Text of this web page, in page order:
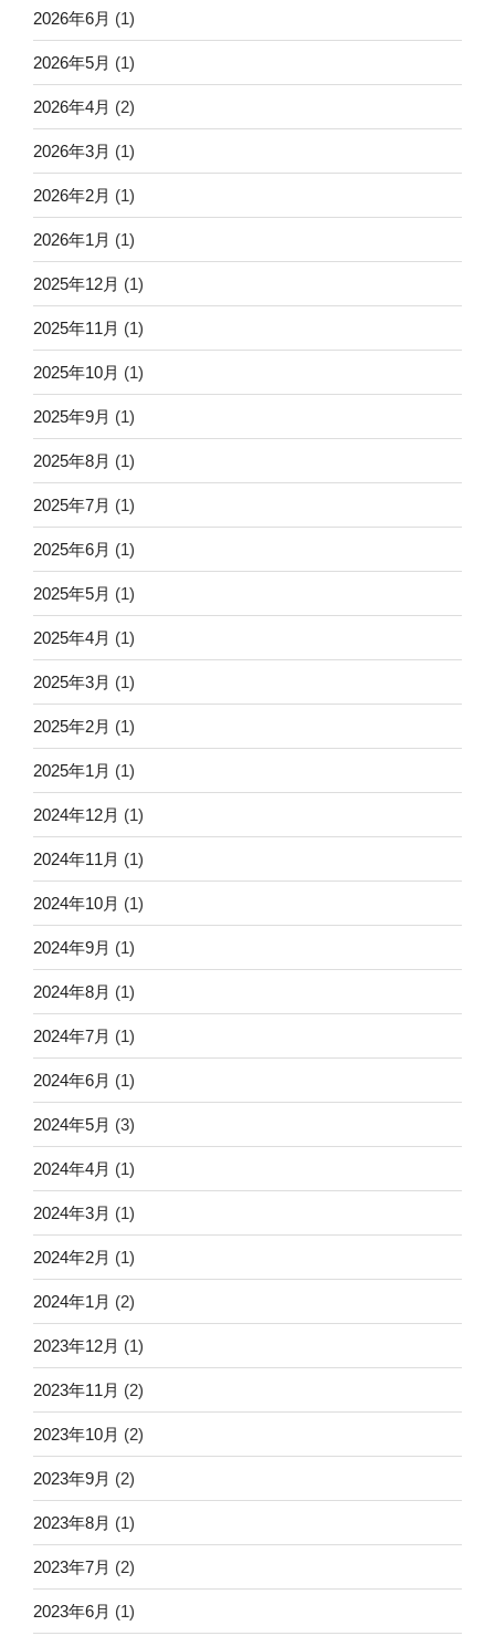
2026年6月 (1)
2026年5月 (1)
2026年4月 (2)
2026年3月 (1)
2026年2月 (1)
2026年1月 (1)
2025年12月 (1)
2025年11月 (1)
2025年10月 (1)
2025年9月 (1)
2025年8月 (1)
2025年7月 (1)
2025年6月 (1)
2025年5月 (1)
2025年4月 (1)
2025年3月 (1)
2025年2月 (1)
2025年1月 (1)
2024年12月 (1)
2024年11月 (1)
2024年10月 (1)
2024年9月 (1)
2024年8月 (1)
2024年7月 (1)
2024年6月 (1)
2024年5月 (3)
2024年4月 (1)
2024年3月 (1)
2024年2月 (1)
2024年1月 (2)
2023年12月 (1)
2023年11月 (2)
2023年10月 (2)
2023年9月 (2)
2023年8月 (1)
2023年7月 (2)
2023年6月 (1)